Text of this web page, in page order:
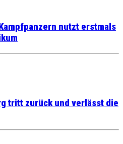
nutzt erstmals
tritt zurück und verlässt die